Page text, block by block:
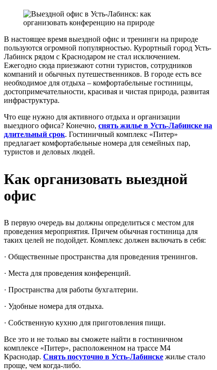
В настоящее время выездной офис и тренинги на природе
пользуются огромной популярностью. Курортный город Усть-
Лабинск рядом с Краснодаром не стал исключением.
Ежегодно сюда приезжают сотни туристов, сотрудников
компаний и обычных путешественников. В городе есть все
необходимое для отдыха – комфортабельные гостиницы,
достопримечательности, красивая и чистая природа, развитая
инфраструктура.
Что еще нужно для активного отдыха и организации
выездного офиса? Конечно, снять жилье в Усть-Лабинске на
длительный срок. Гостиничный комплекс «Питер»
предлагает комфортабельные номера для семейных пар,
туристов и деловых людей.
Как организовать выездной
офис
В первую очередь вы должны определиться с местом для
проведения мероприятия. Причем обычная гостиница для
таких целей не подойдет. Комплекс должен включать в себя:
· Общественные пространства для проведения тренингов.
· Места для проведения конференций.
· Пространства для работы бухгалтерии.
· Удобные номера для отдыха.
· Собственную кухню для приготовления пищи.
Все это и не только вы сможете найти в гостиничном
комплексе «Питер», расположенном на трассе М4
Краснодар. Снять посуточно в Усть-Лабинске жилье стало
проще, чем когда-либо.